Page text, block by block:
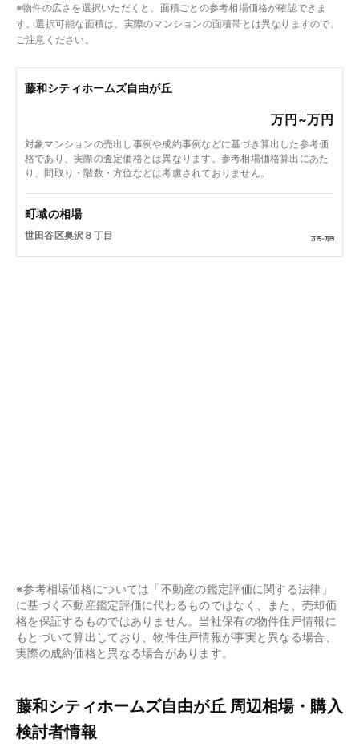
藤和シティホームズ自由が丘
万円~万円
対象マンションの売出し事例や成約事例などに基づき算出した参考価
格であり、実際の査定価格とは異なります。参考相場価格算出にあた
り、間取り・階数・方位などは考慮されておりません。
町域の相場
世田谷区奥沢８丁目 万円~万円
※物件の広さを選択いただくと、面積ごとの参考相場価格が確認できま
す。選択可能な面積は、実際のマンションの面積帯とは異なりますので、
ご注意ください。
※参考相場価格については「不動産の鑑定評価に関する法律」
に基づく不動産鑑定評価に代わるものではなく、また、売却価
格を保証するものではありません。当社保有の物件住戸情報に
もとづいて算出しており、物件住戸情報が事実と異なる場合、
実際の成約価格と異なる場合があります。
藤和シティホームズ自由が丘 周辺相場・購入
検討者情報